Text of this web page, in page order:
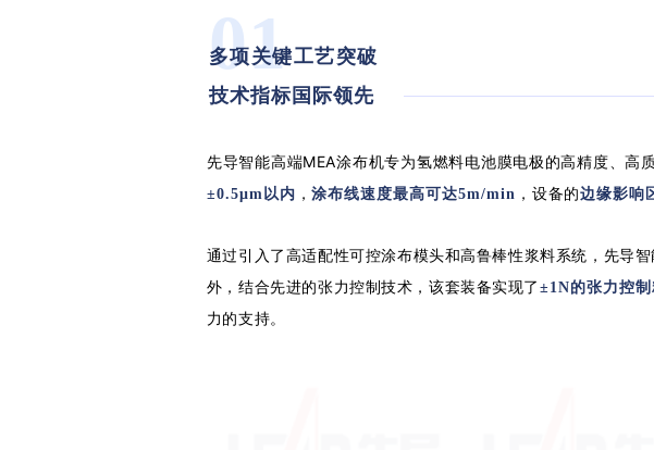
01
多项关键工艺突破
技术指标国际领先
先导智能高端MEA涂布机专为氢燃料电池膜电极的高精度、
±0.5μm以内 ，涂布线速度最高可达5m/min ，设备的边缘影响
通过引入了高适配性可控涂布模头和高鲁棒性浆料系统，先导
外，结合先进的张力控制技术，该套装备实现了±1N的张力控制
力的支持。